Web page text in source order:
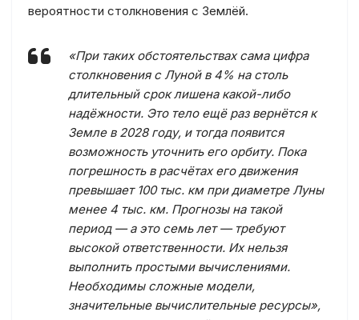
вероятности столкновения с Землёй.
«При таких обстоятельствах сама цифра
столкновения с Луной в 4% на столь
длительный срок лишена какой-либо
надёжности. Это тело ещё раз вернётся к
Земле в 2028 году, и тогда появится
возможность уточнить его орбиту. Пока
погрешность в расчётах его движения
превышает 100 тыс. км при диаметре Луны
менее 4 тыс. км. Прогнозы на такой
период — а это семь лет — требуют
высокой ответственности. Их нельзя
выполнить простыми вычислениями.
Необходимы сложные модели,
значительные вычислительные ресурсы»,